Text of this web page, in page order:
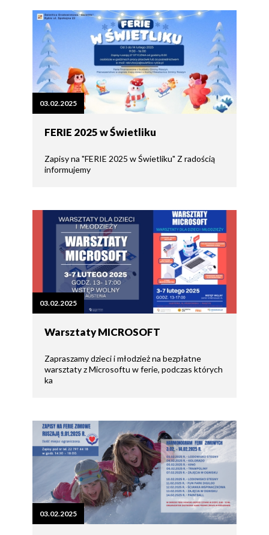
03.02.2025
FERIE 2025 w Świetliku
Zapisy na "FERIE 2025 w Świetliku" Z radością
informujemy
03.02.2025
Warsztaty MICROSOFT
Zapraszamy dzieci i młodzież na bezpłatne
warsztaty z Microsoftu w ferie, podczas których
ka
03.02.2025